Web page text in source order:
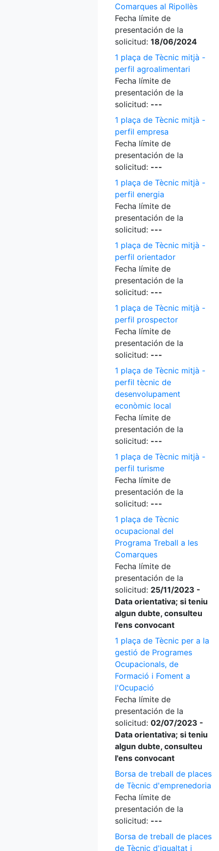
Comarques al Ripollès
Fecha límite de
presentación de la
solicitud: 18/06/2024
1 plaça de Tècnic mitjà -
perfil agroalimentari
Fecha límite de
presentación de la
solicitud: ---
1 plaça de Tècnic mitjà -
perfil empresa
Fecha límite de
presentación de la
solicitud: ---
1 plaça de Tècnic mitjà -
perfil energia
Fecha límite de
presentación de la
solicitud: ---
1 plaça de Tècnic mitjà -
perfil orientador
Fecha límite de
presentación de la
solicitud: ---
1 plaça de Tècnic mitjà -
perfil prospector
Fecha límite de
presentación de la
solicitud: ---
1 plaça de Tècnic mitjà -
perfil tècnic de
desenvolupament
econòmic local
Fecha límite de
presentación de la
solicitud: ---
1 plaça de Tècnic mitjà -
perfil turisme
Fecha límite de
presentación de la
solicitud: ---
1 plaça de Tècnic
ocupacional del
Programa Treball a les
Comarques
Fecha límite de
presentación de la
solicitud: 25/11/2023 -
Data orientativa; si teniu
algun dubte, consulteu
l'ens convocant
1 plaça de Tècnic per a la
gestió de Programes
Ocupacionals, de
Formació i Foment a
l'Ocupació
Fecha límite de
presentación de la
solicitud: 02/07/2023 -
Data orientativa; si teniu
algun dubte, consulteu
l'ens convocant
Borsa de treball de places
de Tècnic d'emprenedoria
Fecha límite de
presentación de la
solicitud: ---
Borsa de treball de places
de Tècnic d'igualtat i